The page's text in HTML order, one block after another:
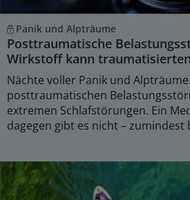
Panik und Alpträume
Posttraumatische
Wirkstoff kann
Nächte voller Panik und
posttraumatischen
extremen Schlafstörungen. Ein
dagegen gibt es nicht – zumindest